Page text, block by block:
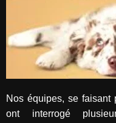
Nos équipes, se faisant
ont interrogé